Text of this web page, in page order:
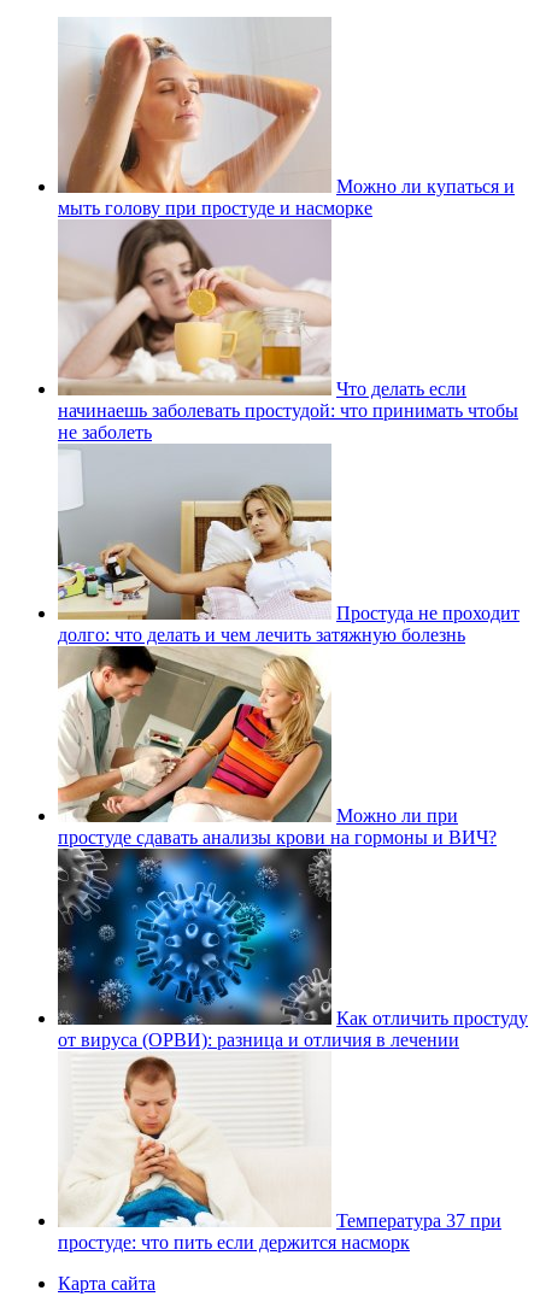
Можно ли купаться и
мыть голову при простуде и насморке
Что делать если
начинаешь заболевать простудой: что принимать чтобы
не заболеть
Простуда не проходит
долго: что делать и чем лечить затяжную болезнь
Можно ли при
простуде сдавать анализы крови на гормоны и ВИЧ?
Как отличить простуду
от вируса (ОРВИ): разница и отличия в лечении
Температура 37 при
простуде: что пить если держится насморк
Карта сайта